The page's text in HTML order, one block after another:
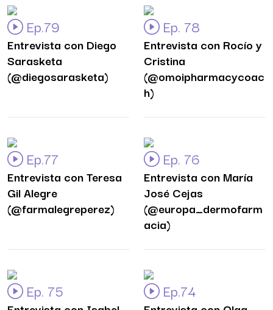
Ep.79
Entrevista con Diego
Sarasketa
(@diegosarasketa)
Ep. 78
Entrevista con Rocío y
Cristina
(@omoipharmacycoac
h)
Ep.77
Entrevista con Teresa
Gil Alegre
(@farmalegreperez)
Ep. 76
Entrevista con María
José Cejas
(@europa_dermofarm
acia)
Ep. 75 Ep.74